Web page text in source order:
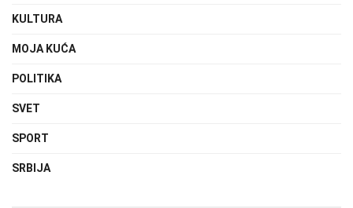
KULTURA
MOJA KUĆA
POLITIKA
SVET
SPORT
SRBIJA